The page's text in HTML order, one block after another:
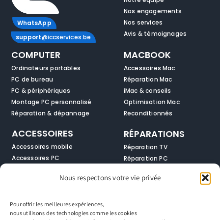
Nous respectons votre vie privée
Pour offrir les meilleures expériences,
nous utilisons des technologies comme les cookies
WhatsApp
support@iccservices.be
COMPUTER
Ordinateurs portables
PC de bureau
PC & périphériques
Montage PC personnalisé
Réparation & dépannage
ACCESSOIRES
Accessoires mobile
Accessoires PC
Solutions réseau
MACBOOK
Accessoires Mac
Réparation Mac
iMac & conseils
Optimisation Mac
Reconditionnés
RÉPARATIONS
Réparation TV
Réparation PC
Réparation Macbook
SERVICES SMARTPHONES
Nos engagements
Nos services
Avis & témoignages